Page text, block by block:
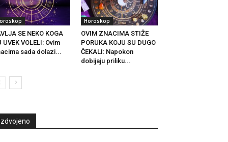
SE NEKO KOGA
UVEK VOLELI: Ovim
sada dolazi...
Horoskop
OVIM ZNACIMA STIŽE
PORUKA KOJU SU DUGO
ČEKALI: Napokon
dobijaju priliku...
Izdvojeno